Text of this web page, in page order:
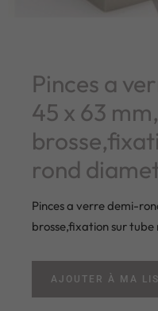
Pinces a
45 x 63
rond
Pinces a verre demi-
brosse,fixation sur
AJOUTER À MA